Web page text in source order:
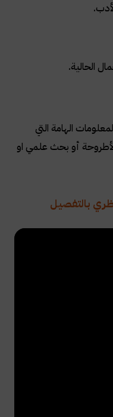
.
الحالية.
الهامة التي
أو بحث علمي او
بالتفصيل